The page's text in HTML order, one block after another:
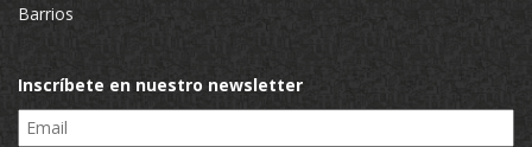
Barrios
Inscríbete en nuestro newsletter
Email